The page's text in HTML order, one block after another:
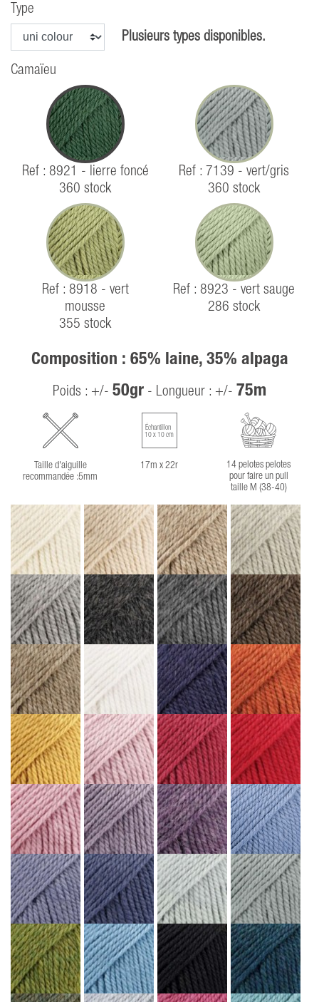
Type
Plusieurs types disponibles.
Camaïeu
Ref : 8921 - lierre foncé
360 stock
Ref : 7139 - vert/gris
360 stock
Ref : 8918 - vert
mousse
355 stock
Ref : 8923 - vert sauge
286 stock
Composition : 65% laine, 35% alpaga
Poids : +/- 50gr - Longueur : +/- 75m
Taille d'aiguille
recommandée :5mm
Échantillon
10 x 10 cm
17m x 22r
14 pelotes pelotes
pour faire un pull
taille M (38-40)